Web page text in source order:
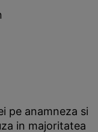
pe anamneza si
in majoritatea